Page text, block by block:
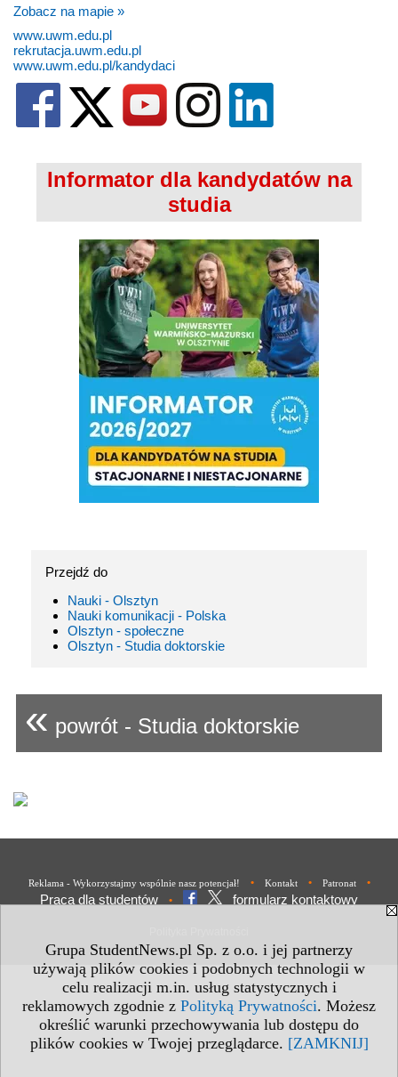
Grupa StudentNews.pl Sp. z o.o. i jej partnerzy
używają plików cookies i podobnych technologii w
celu realizacji m.in. usług statystycznych i
reklamowych zgodnie z Polityką Prywatności. Możesz
określić warunki przechowywania lub dostępu do
plików cookies w Twojej przeglądarce. [ZAMKNIJ]
Zobacz na mapie »
www.uwm.edu.pl
rekrutacja.uwm.edu.pl
www.uwm.edu.pl/kandydaci
Informator dla kandydatów na
studia
Przejdź do
Nauki - Olsztyn
Nauki komunikacji - Polska
Olsztyn - społeczne
Olsztyn - Studia doktorskie
« powrót - Studia doktorskie
Reklama - Wykorzystajmy wspólnie nasz potencjał! • Kontakt • Patronat •
Praca dla studentów • formularz kontaktowy